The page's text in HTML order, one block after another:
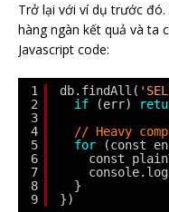
Trở lại với ví dụ trước
hàng ngàn kết quả và ta
Javascript code:
1
2
3
4
5
6
7
8
9
db.findAll(
if
(err)
// Heavy
for
(const
const
}
})